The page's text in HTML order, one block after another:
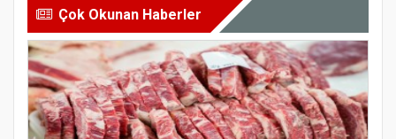
Çok Okunan Haberler